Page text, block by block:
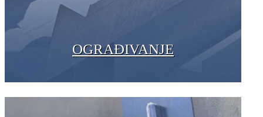
OGRAĐIVANJE